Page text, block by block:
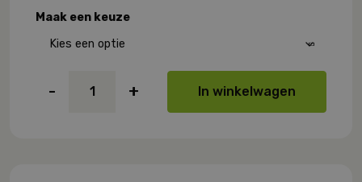
Maak een keuze
-
Tadelakt
+ In winkelwagen